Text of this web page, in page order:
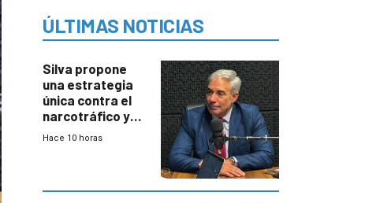
ÚLTIMAS NOTICIAS
Silva propone
una estrategia
única contra el
narcotráfico y
mayor
Hace 10 horas